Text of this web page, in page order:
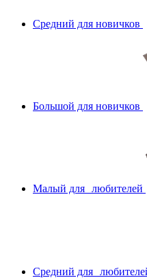
Средний для новичков
Большой для новичков
Малый для любителей
Средний для